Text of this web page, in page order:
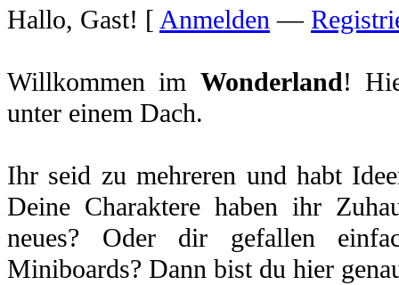
Hallo, Gast! [ Anmelden —
Willkommen im Wonderland!
unter einem Dach.
Ihr seid zu mehreren und habt
Deine Charaktere haben ihr
neues? Oder dir gefallen
Miniboards? Dann bist du hier